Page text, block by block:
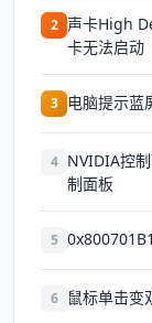
2 声卡High
卡无法启动
3 电脑提示蓝
4 NVIDIA控
制面板
5
6 鼠标单击变